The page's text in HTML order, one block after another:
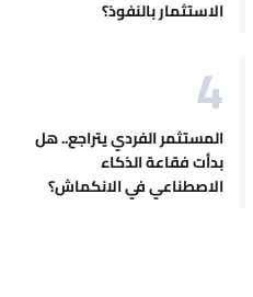
الاستثمار بالنفوذ؟
المستثمر الفردي يتراجع.. هل
بدأت فقاعة الذكاء
الاصطناعي في الانكماش؟